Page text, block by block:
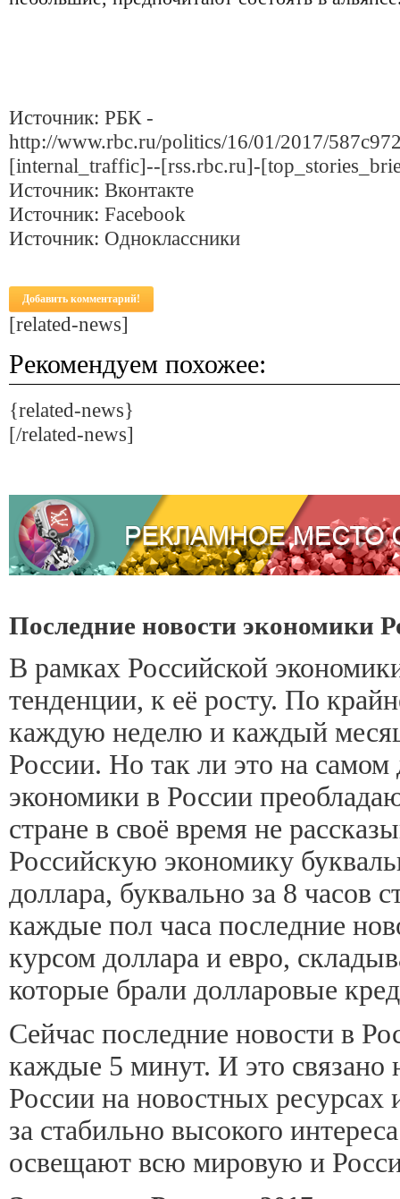
Источник: РБК -
http://www.rbc.ru/politics/16/01/2017/
[internal_traffic]--[rss.rbc.ru]-
Источник: Вконтакте
Источник: Facebook
Источник: Одноклассники
Добавить комментарий!
[related-news]
Рекомендуем похожее:
{related-news}
[/related-news]
Последние новости экономики
В рамках Российской
тенденции, к её росту. По
каждую неделю и каждый
России. Но так ли это на
экономики в России
стране в своё время не
Российскую экономику
доллара, буквально за 8 часов
каждые пол часа последние
курсом доллара и евро,
которые брали долларовые
Сейчас последние новости в
каждые 5 минут. И это
России на новостных ресурсах
за стабильно высокого
освещают всю мировую и